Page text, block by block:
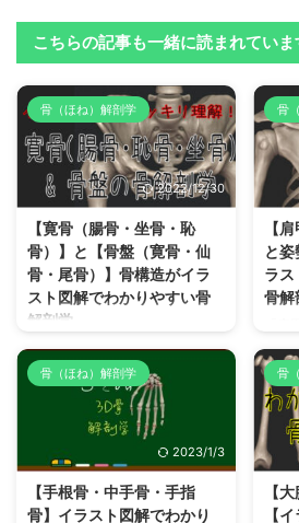
こちらの記事も一緒に読まれていま
骨（ほね）解剖学
2022/12/30
【寛骨（腸骨・坐骨・恥
骨）】と【骨盤（寛骨・仙
骨・尾骨）】骨構造がイラ
スト図解でわかりやすい骨
解剖学
姿勢と内臓保護に重要な「寛骨・
仙骨・尾骨」で構成される骨ユニ
ット【骨盤（主に寛骨）】骨解剖
学（解剖学構造）をイラスト図解
を使ってわかりやすく解説してい
ます。 【骨盤】とは？どこにあ
盤チェック」「骨盤の歪み」「骨
骨
【
と
ラス
骨解
レッ
こり
囲筋
ため
（解
使っ
るど
骨（ほね）解剖学
2023/1/3
【手根骨・中手骨・手指
骨】イラスト図解でわかり
骨
【
【